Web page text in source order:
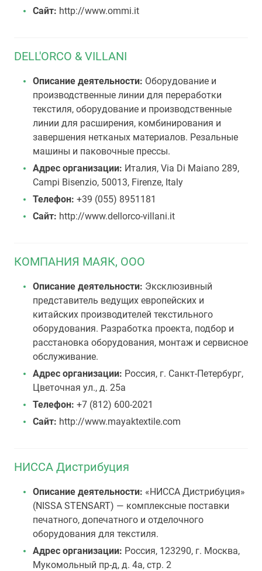
Сайт: http://www.ommi.it
DELL'ORCO & VILLANI
Описание деятельности: Оборудование и
производственные линии для переработки
текстиля, оборудование и производственные
линии для расширения, комбинирования и
завершения нетканых материалов. Резальные
машины и паковочные прессы.
Адрес организации: Италия, Via Di Maiano 289,
Campi Bisenzio, 50013, Firenze, Italy
Телефон: +39 (055) 8951181
Сайт: http://www.dellorco-villani.it
КОМПАНИЯ МАЯК, ООО
Описание деятельности: Эксклюзивный
представитель ведущих европейских и
китайских производителей текстильного
оборудования. Разработка проекта, подбор и
расстановка оборудования, монтаж и сервисное
обслуживание.
Адрес организации: Россия, г. Санкт-Петербург,
Цветочная ул., д. 25а
Телефон: +7 (812) 600-2021
Сайт: http://www.mayaktextile.com
НИССА Дистрибуция
Описание деятельности: «НИССА Дистрибуция»
(NISSA STENSART) — комплексные поставки
печатного, допечатного и отделочного
оборудования для текстиля.
Адрес организации: Россия, 123290, г. Москва,
Мукомольный пр-д, д. 4а, стр. 2